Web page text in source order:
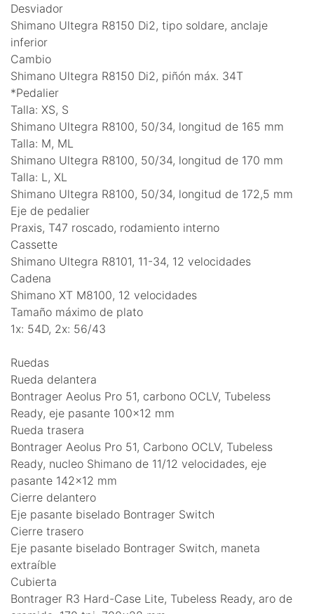
Desviador
Shimano Ultegra R8150 Di2, tipo soldare, anclaje
inferior
Cambio
Shimano Ultegra R8150 Di2, piñón máx. 34T
*Pedalier
Talla: XS, S
Shimano Ultegra R8100, 50/34, longitud de 165 mm
Talla: M, ML
Shimano Ultegra R8100, 50/34, longitud de 170 mm
Talla: L, XL
Shimano Ultegra R8100, 50/34, longitud de 172,5 mm
Eje de pedalier
Praxis, T47 roscado, rodamiento interno
Cassette
Shimano Ultegra R8101, 11-34, 12 velocidades
Cadena
Shimano XT M8100, 12 velocidades
Tamaño máximo de plato
1x: 54D, 2x: 56/43
Ruedas
Rueda delantera
Bontrager Aeolus Pro 51, carbono OCLV, Tubeless
Ready, eje pasante 100x12 mm
Rueda trasera
Bontrager Aeolus Pro 51, Carbono OCLV, Tubeless
Ready, nucleo Shimano de 11/12 velocidades, eje
pasante 142x12 mm
Cierre delantero
Eje pasante biselado Bontrager Switch
Cierre trasero
Eje pasante biselado Bontrager Switch, maneta
extraíble
Cubierta
Bontrager R3 Hard-Case Lite, Tubeless Ready, aro de